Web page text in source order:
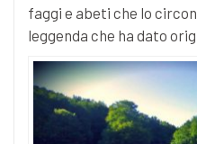
faggi e abeti che lo
leggenda che ha dato